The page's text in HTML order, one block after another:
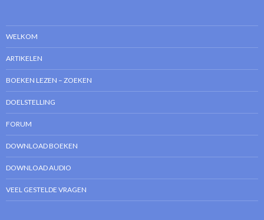
WELKOM
ARTIKELEN
BOEKEN LEZEN – ZOEKEN
DOELSTELLING
FORUM
DOWNLOAD BOEKEN
DOWNLOAD AUDIO
VEEL GESTELDE VRAGEN